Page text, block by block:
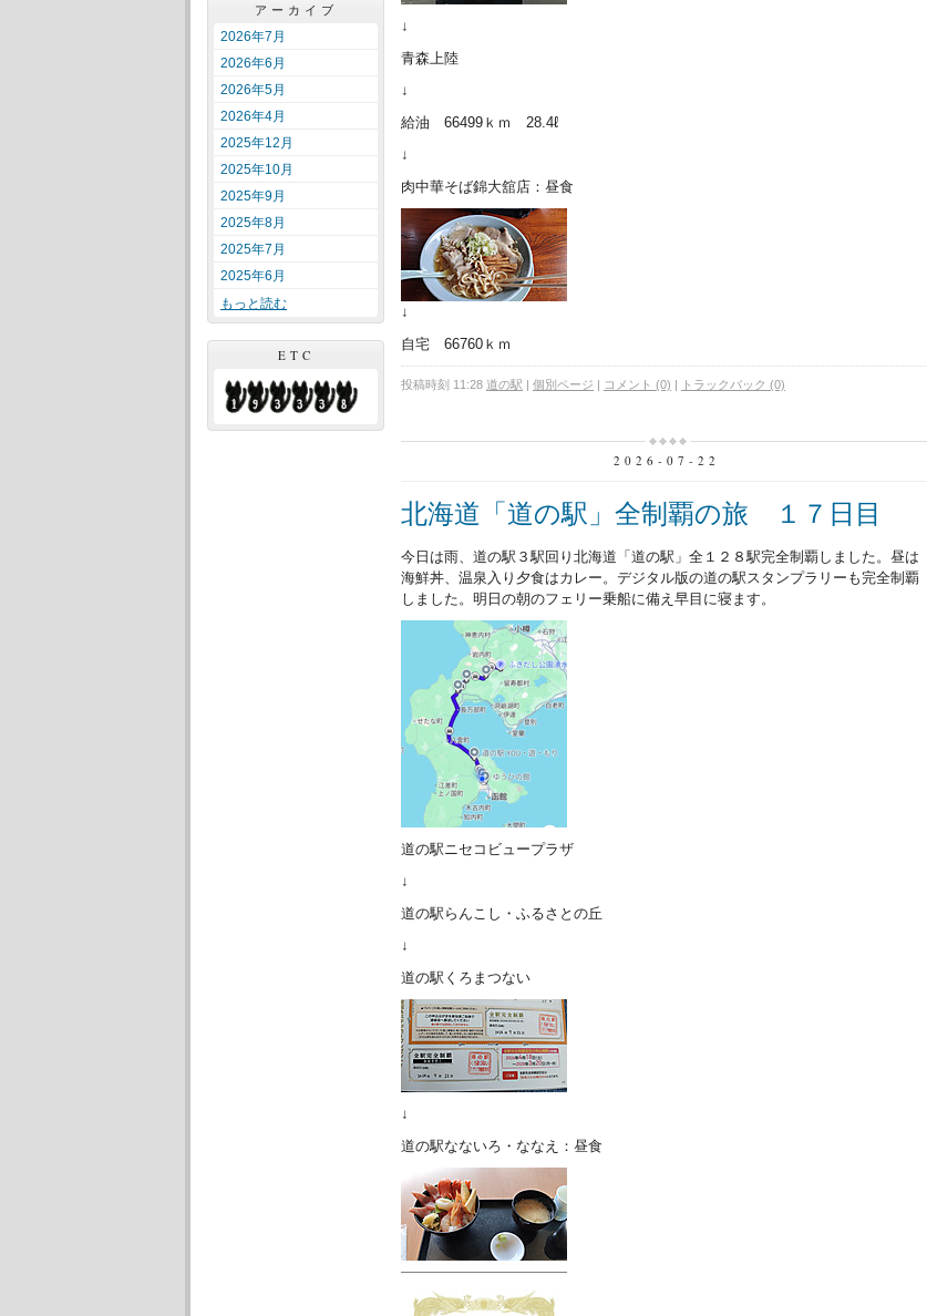
アーカイブ
2026年7月
2026年6月
2026年5月
2026年4月
2025年12月
2025年10月
2025年9月
2025年8月
2025年7月
2025年6月
もっと読む
ETC
↓
青森上陸
↓
給油 66499ｋｍ 28.4ℓ
↓
肉中華そば錦大舘店：昼食
↓
自宅 66760ｋｍ
投稿時刻 11:28 道の駅 | 個別ページ | コメント (0) | トラックバック (0)
2026-07-22
北海道「道の駅」全制覇の旅 １７日目
今日は雨、道の駅３駅回り北海道「道の駅」全１２８駅完全制覇しました。昼は
海鮮丼、温泉入り夕食はカレー。デジタル版の道の駅スタンプラリーも完全制覇
しました。明日の朝のフェリー乗船に備え早目に寝ます。
道の駅ニセコビュープラザ
↓
道の駅らんこし・ふるさとの丘
↓
道の駅くろまつない
↓
道の駅なないろ・ななえ：昼食